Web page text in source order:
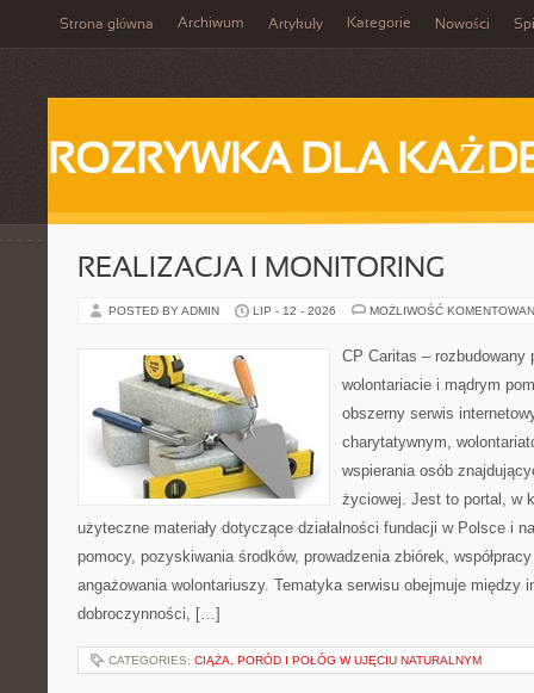
Strona główna Archiwum Artykuły Kategorie Nowości
ROZRYWKA DLA
REALIZACJA I MONITORING
POSTED BY ADMIN LIP - 12 - 2026 MOŻLIWOŚĆ
CP Caritas – rozbudowany
wolontariacie i mądrym
obszerny serwis
charytatywnym,
wspierania osób
życiowej. Jest to portal, w
użyteczne materiały dotyczące działalności fundacji w Polsce i
pomocy, pozyskiwania środków, prowadzenia zbiórek,
angażowania wolontariuszy. Tematyka serwisu obejmuje między
dobroczynności, […]
CATEGORIES: CIĄŻA, PORÓD I POŁÓG W UJĘCIU NATURALNYM